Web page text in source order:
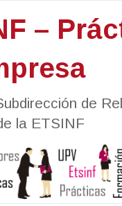
–
de
la ETSINF